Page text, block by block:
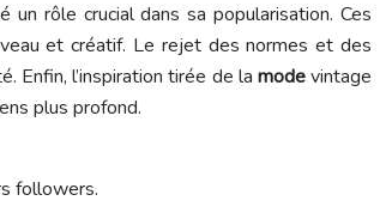
un rôle crucial dans sa popularisation. Ces
et créatif. Le rejet des normes et des
Enfin, l’inspiration tirée de la modevintage
plus profond.
followers.